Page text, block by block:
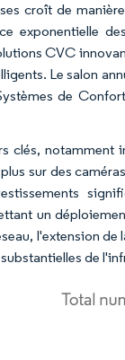
croît de
exponentielle
CVC
Le salon
de
clés, notamment
sur des
un
l'extension
de